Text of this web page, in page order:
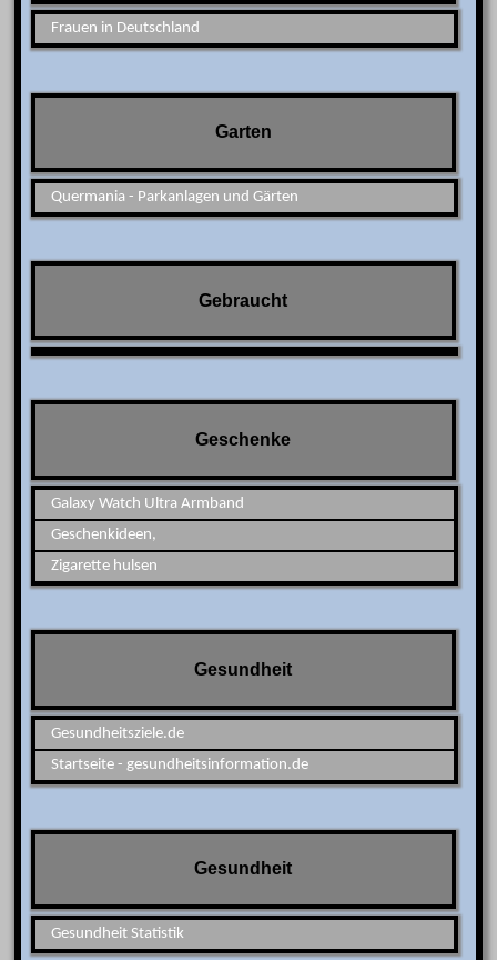
Frauen in Deutschland
Garten
Quermania - Parkanlagen und Gärten
Gebraucht
Geschenke
Galaxy Watch Ultra Armband
Geschenkideen,
Zigarette hulsen
Gesundheit
Gesundheitsziele.de
Startseite - gesundheitsinformation.de
Gesundheit
Gesundheit Statistik